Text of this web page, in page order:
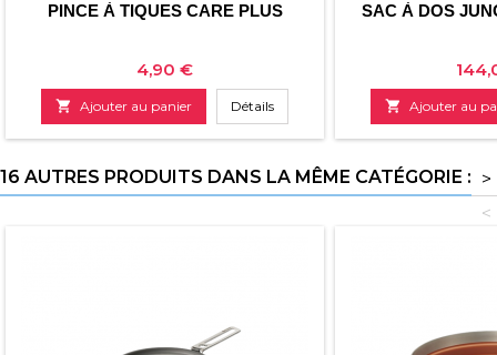
PINCE À TIQUES CARE PLUS
Prix
4,90 €
 Ajouter au panier Détails
SAC À DOS
Prix
 Ajouter au
16 AUTRES PRODUITS DANS LA MÊME CATÉGORIE : >
<